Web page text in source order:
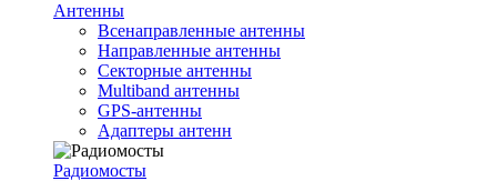
Антенны
Всенаправленные антенны
Направленные антенны
Секторные антенны
Multiband антенны
GPS-антенны
Адаптеры антенн
Радиомосты